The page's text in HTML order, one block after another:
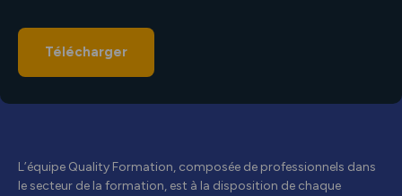
Télécharger
L’équipe Quality Formation, composée de professionnels dans
le secteur de la formation, est à la disposition de chaque